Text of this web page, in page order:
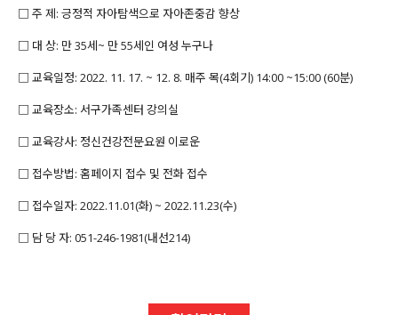
□ 주 제: 긍정적 자아탐색으로 자아존중감 향상
□ 대 상: 만 35세~ 만 55세인 여성 누구나
□ 교육일정: 2022. 11. 17. ~ 12. 8. 매주 목(4회기) 14:00 ~15:00 (60분)
□ 교육장소: 서구가족센터 강의실
□ 교육강사: 정신건강전문요원 이로운
□ 접수방법: 홈페이지 접수 및 전화 접수
□ 접수일자: 2022.11.01(화) ~ 2022.11.23(수)
□ 담 당 자: 051-246-1981(내선214)